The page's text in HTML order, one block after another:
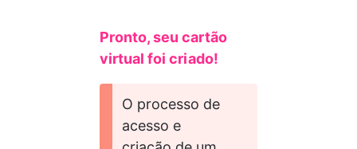
Pronto, seu cartão
virtual foi criado!
O processo de
acesso e